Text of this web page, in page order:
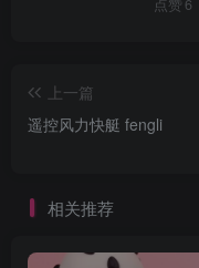
点赞 6
上一篇
遥控风力快艇 fengli
相关推荐